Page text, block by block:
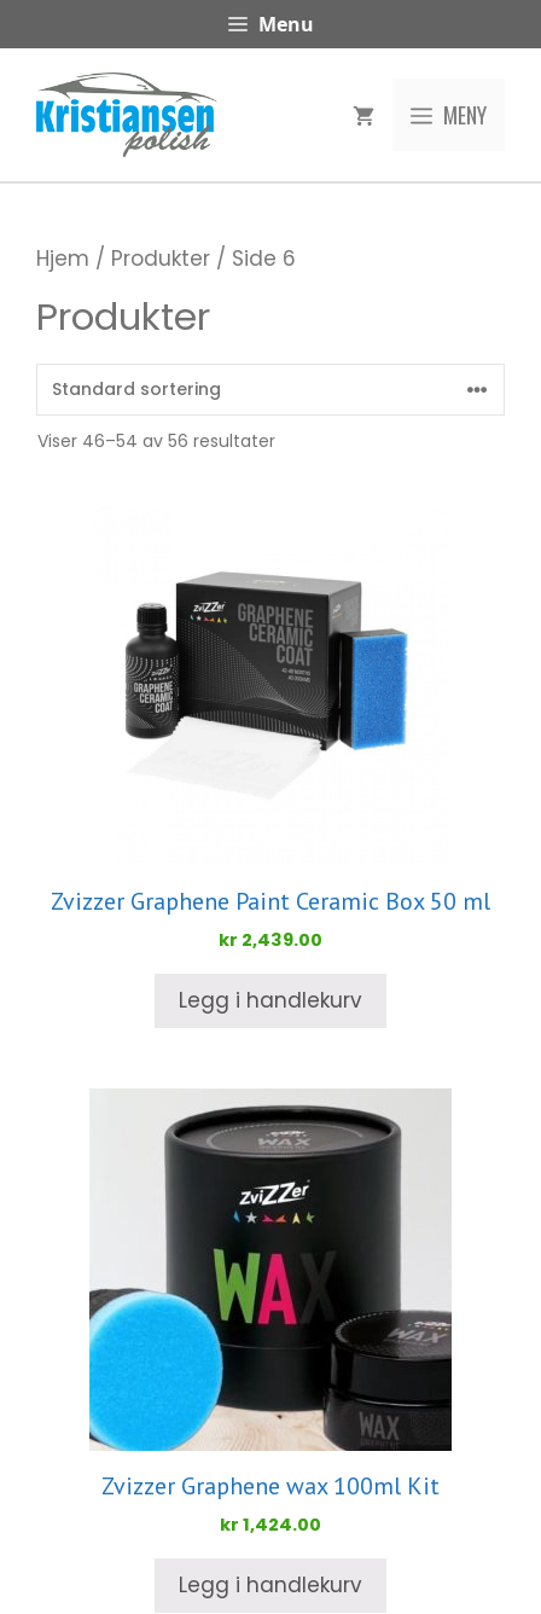
til
innhold
Menu
MENY
Hjem / Produkter / Side 6
Produkter
Viser 46–54 av 56 resultater
Zvizzer Graphene Paint Ceramic Box 50 ml
kr 2,439.00
Legg i handlekurv
Zvizzer Graphene wax 100ml Kit
kr 1,424.00
Legg i handlekurv